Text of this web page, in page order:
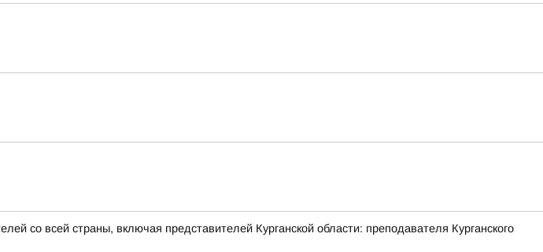
со всей страны, включая представителей Курганской области: преподавателя Курганского